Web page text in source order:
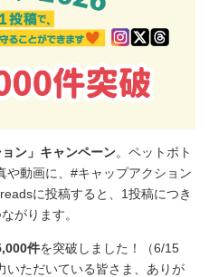
ョン」キャンペーン。ペットボト
や動画に、#キャップアクション
に投稿すると、1投稿につき
がります。
件を突破しました！（6/15
いただいている皆さま、ありが